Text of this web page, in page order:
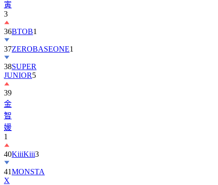
寅
3
36BTOB1
37ZEROBASEONE1
38SUPER
JUNIOR5
39
金
智
媛
1
40KiiiKiii3
41MONSTA
X